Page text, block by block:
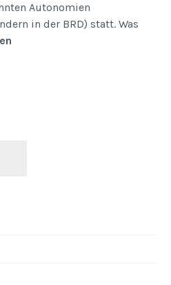
Autonomien
in der BRD) statt. Was